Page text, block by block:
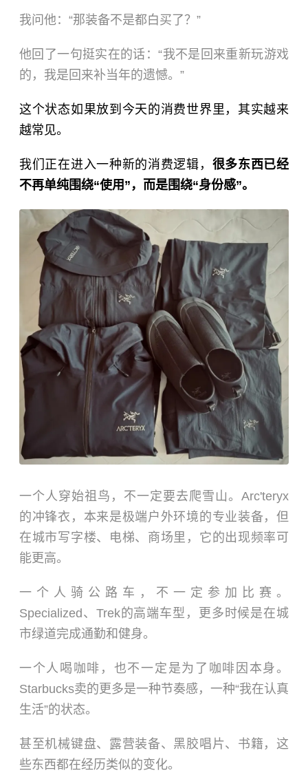
我问他：“那装备不是都白买了？”
他回了一句挺实在的话：“我不是回来重新玩游戏
的，我是回来补当年的遗憾。”
这个状态如果放到今天的消费世界里，其实越来
越常见。
我们正在进入一种新的消费逻辑， 很多东西已经
不再单纯围绕“使用”，而是围绕“身份感”。
一个人穿始祖鸟，不一定要去爬雪山。Arc'teryx
的冲锋衣，本来是极端户外环境的专业装备，但
在城市写字楼、电梯、商场里，它的出现频率可
能更高。
一个人骑公路车，不一定参加比赛。
Specialized、Trek的高端车型，更多时候是在城
市绿道完成通勤和健身。
一个人喝咖啡，也不一定是为了咖啡因本身。
Starbucks卖的更多是一种节奏感，一种“我在认真
生活”的状态。
甚至机械键盘、露营装备、黑胶唱片、书籍，这
些东西都在经历类似的变化。